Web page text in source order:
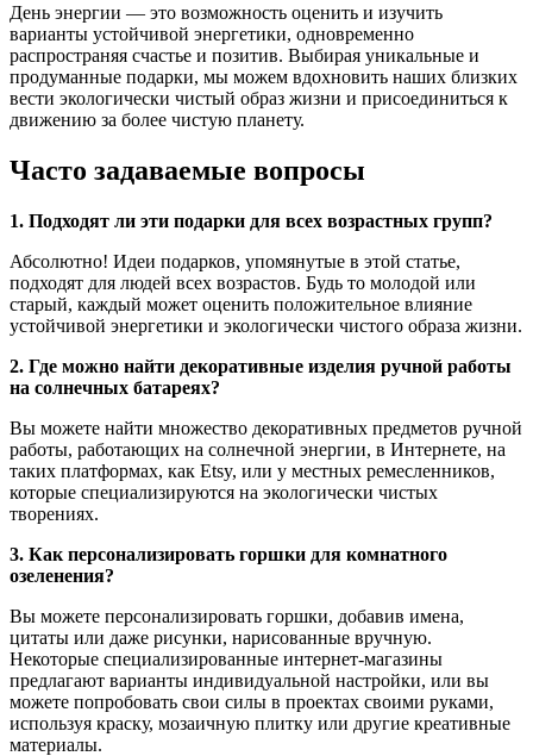
День энергии — это возможность оценить и изучить
варианты устойчивой энергетики, одновременно
распространяя счастье и позитив. Выбирая уникальные и
продуманные подарки, мы можем вдохновить наших близких
вести экологически чистый образ жизни и присоединиться к
движению за более чистую планету.
Часто задаваемые вопросы
1. Подходят ли эти подарки для всех возрастных групп?
Абсолютно! Идеи подарков, упомянутые в этой статье,
подходят для людей всех возрастов. Будь то молодой или
старый, каждый может оценить положительное влияние
устойчивой энергетики и экологически чистого образа жизни.
2. Где можно найти декоративные изделия ручной работы
на солнечных батареях?
Вы можете найти множество декоративных предметов ручной
работы, работающих на солнечной энергии, в Интернете, на
таких платформах, как Etsy, или у местных ремесленников,
которые специализируются на экологически чистых
творениях.
3. Как персонализировать горшки для комнатного
озеленения?
Вы можете персонализировать горшки, добавив имена,
цитаты или даже рисунки, нарисованные вручную.
Некоторые специализированные интернет-магазины
предлагают варианты индивидуальной настройки, или вы
можете попробовать свои силы в проектах своими руками,
используя краску, мозаичную плитку или другие креативные
материалы.